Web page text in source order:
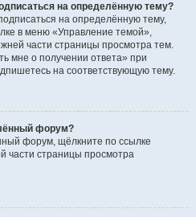
на определённую тему?
на определённую тему,
в меню «Управление темой»,
части страницы просмотра тем.
мне о получении ответа» при
на соответствующую тему.
форум?
форум, щёлкните по ссылке
части страницы просмотра